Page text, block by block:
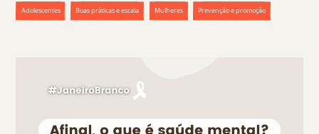
Adolescentes Boas práticas e escala Mulheres Prevenção e promoção